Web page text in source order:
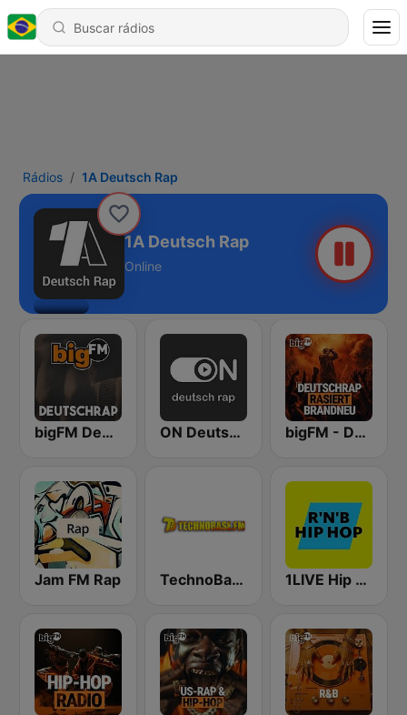
Rádios 1A Deutsch Rap
1A Deutsch Rap
Online
bigFM Deutschrap ON Deutsch Rap bigFM - Deutschrap rasiert brandeu
Jam FM Rap TechnoBase.FM 1LIVE Hip Hop & RnB